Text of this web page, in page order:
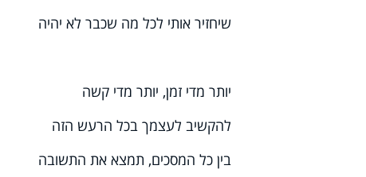
שיחזיר אותי לכל מה שכבר לא יהיה
יותר מדי זמן, יותר מדי קשה
להקשיב לעצמך בכל הרעש הזה
בין כל המסכים, תמצא את התשובה